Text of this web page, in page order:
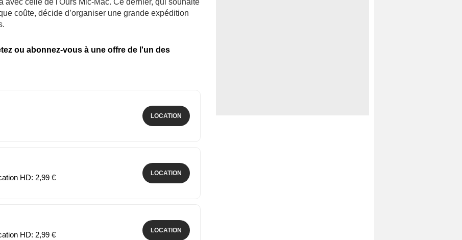
avec celle de l'Ours Mic-Mac. Ce dernier, qui souhaite
coûte, décide d’organiser une grande expédition
ou abonnez-vous à une offre de l'un des
LOCATION
HD: 2,99 €
LOCATION
HD: 2,99 €
LOCATION